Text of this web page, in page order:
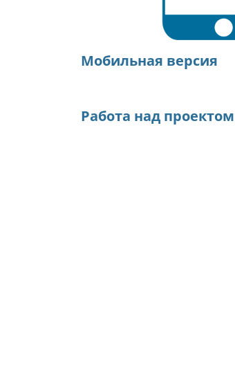
Мобильная версия
Работа над проектом